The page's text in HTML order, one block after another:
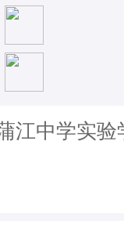
江中学实